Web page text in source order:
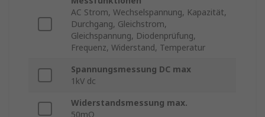
AC Strom, Wechselspannung, Kapazität,
Durchgang, Gleichstrom,
Gleichspannung, Diodenprüfung,
Frequenz, Widerstand, Temperatur
Spannungsmessung DC max
1kV dc
Widerstandsmessung max.
50mΩ